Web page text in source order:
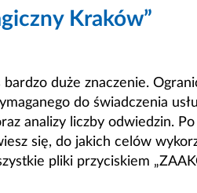
Kraków”
duże znaczenie.
do świadczenia
analizy liczby odwiedzin.
się, do jakich celów
pliki przyciskiem